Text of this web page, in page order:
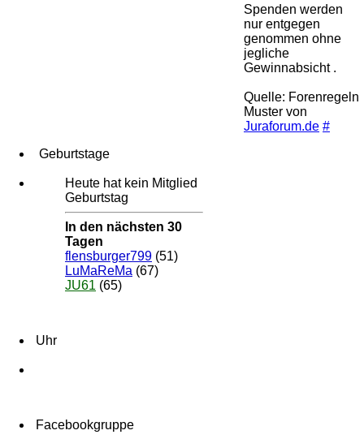
Spenden werden
nur entgegen
genommen ohne
jegliche
Gewinnabsicht .
Quelle: Forenregeln
Muster von
Juraforum.de #
Geburtstage
Heute hat kein Mitglied
Geburtstag
In den nächsten 30
Tagen
flensburger799 (51)
LuMaReMa (67)
JU61 (65)
Uhr
Facebookgruppe